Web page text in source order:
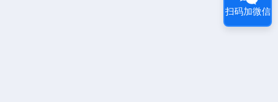
扫码加微信